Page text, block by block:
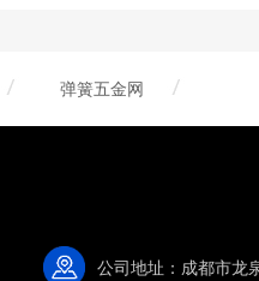
弹簧五金网
公司地址：成都市龙